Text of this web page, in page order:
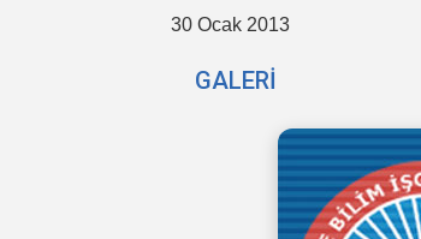
30 Ocak 2013
GALERİ